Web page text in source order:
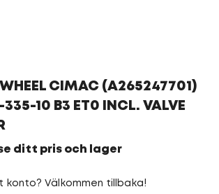
CIMAC (A265247701)
335-10 B3 ET0 INCL. VALVE
ditt pris och lager
konto? Välkommen tillbaka!